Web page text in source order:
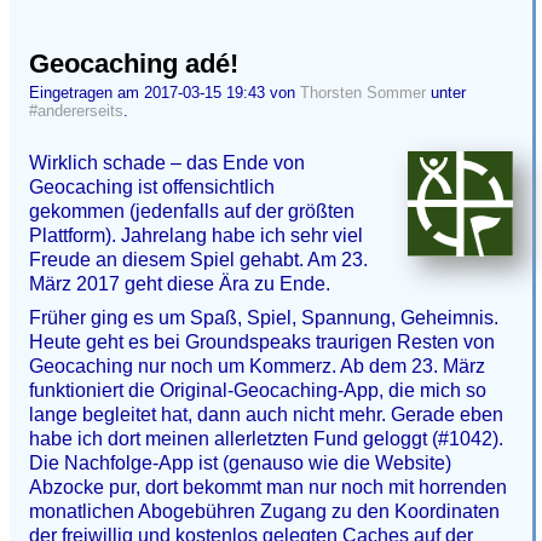
Geocaching adé!
Eingetragen am 2017-03-15 19:43 von Thorsten Sommer unter
#andererseits.
Wirklich schade – das Ende von
Geocaching ist offensichtlich
gekommen (jedenfalls auf der größten
Plattform). Jahrelang habe ich sehr viel
Freude an diesem Spiel gehabt. Am 23.
März 2017 geht diese Ära zu Ende.
Früher ging es um Spaß, Spiel, Spannung, Geheimnis.
Heute geht es bei Groundspeaks traurigen Resten von
Geocaching nur noch um Kommerz. Ab dem 23. März
funktioniert die Original-Geocaching-App, die mich so
lange begleitet hat, dann auch nicht mehr. Gerade eben
habe ich dort meinen allerletzten Fund geloggt (#1042).
Die Nachfolge-App ist (genauso wie die Website)
Abzocke pur, dort bekommt man nur noch mit horrenden
monatlichen Abogebühren Zugang zu den Koordinaten
der freiwillig und kostenlos gelegten Caches auf der